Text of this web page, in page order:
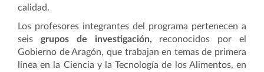
calidad.
Los profesores integrantes del programa pertenecen a
seis grupos de investigación, reconocidos por el
Gobierno de Aragón, que trabajan en temas de primera
línea en la Ciencia y la Tecnología de los Alimentos, en